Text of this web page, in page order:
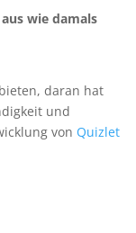
wie damals
daran hat
und
von Quizlet